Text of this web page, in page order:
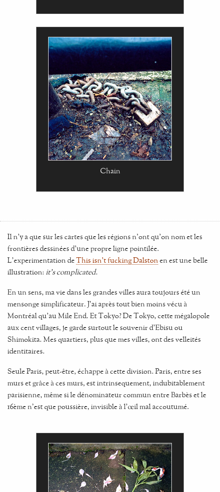
Chain
Il n'y a que sur les cartes que les régions n'ont qu'on nom et les
frontières dessinées d'une propre ligne pointilée.
L'experimentation deThis isn't fucking Dalston en est une belle
illustration: it's complicated.
En un sens, ma vie dans les grandes villes aura toujours été un
mensonge simplificateur. J'ai après tout bien moins vécu à
Montréal qu'au Mile End. Et Tokyo? De Tokyo, cette mégalopole
aux cent villages, je garde surtout le souvenir d'Ebisu ou
Shimokita. Mes quartiers, plus que mes villes, ont des velleités
identitaires.
Seule Paris, peut-être, échappe à cette division. Paris, entre ses
murs et grâce à ces murs, est intrinsequement, indubitablement
parisienne, même si le dénominateur commun entre Barbès et le
16ème n'est que poussière, invisible à l'œil mal accoutumé.